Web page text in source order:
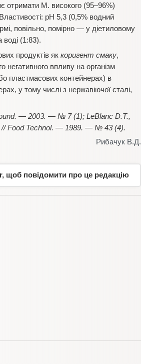
отримати М. високого (95–96%)
pH 5,3 (0,5% водний
повільно, помірно — у діетиловому
воді (1:83).
продуктів як коригент смаку,
негативного впливу на організм
пластмасових контейнерах) в
у тому числі з нержавіючої сталі,
— 2003. — № 7 (1); LeBlanc D.T.,
// Food Technol. — 1989. — № 43 (4).
Рибачук В.Д.
щоб повідомити про це редакцію